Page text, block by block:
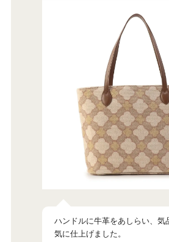
ハンドルに牛革をあしらい、気
気に仕上げました。